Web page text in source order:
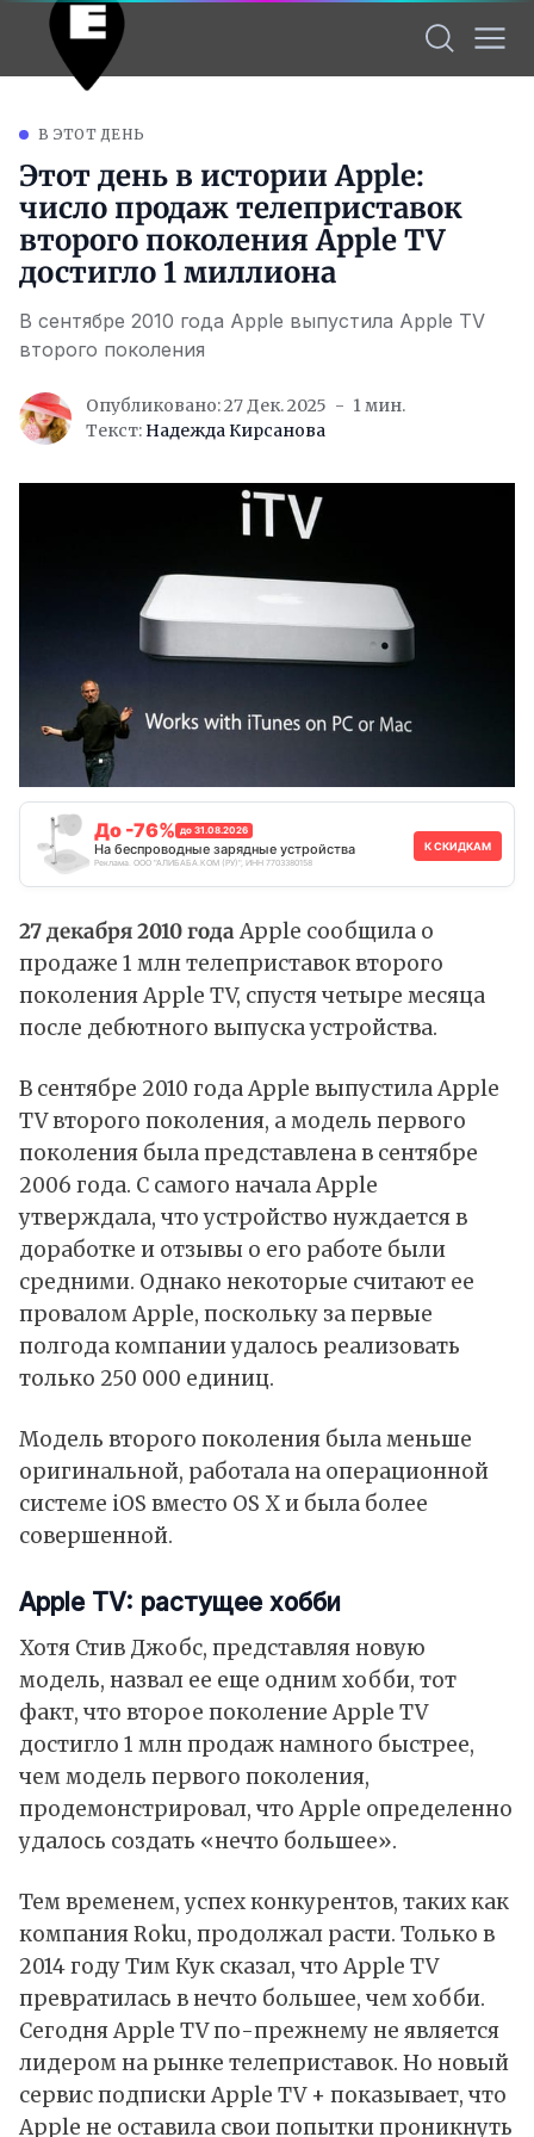
В ЭТОТ ДЕНЬ
Этот день в истории Apple:
число продаж телеприставок
второго поколения Apple TV
достигло 1 миллиона
В сентябре 2010 года Apple выпустила Apple TV
второго поколения
Опубликовано: 27 Дек. 2025
1 мин.
Текст: Надежда Кирсанова
До -76% до 31.08.2026
На беспроводные зарядные устройства
Реклама. ООО "АЛИБАБА.КОМ (РУ)", ИНН 7703380158
К СКИДКАМ
27 декабря 2010 годаApple сообщила о
продаже 1 млн телеприставок второго
поколения Apple TV, спустя четыре месяца
после дебютного выпуска устройства.
В сентябре 2010 года Apple выпустила Apple
TV второго поколения, а модель первого
поколения была представлена ​​в сентябре
2006 года. С самого начала Apple
утверждала, что устройство нуждается в
доработке и отзывы о его работе были
средними. Однако некоторые считают ее
провалом Apple, поскольку за первые
полгода компании удалось реализовать
только 250 000 единиц.
Модель второго поколения была меньше
оригинальной, работала на операционной
системе iOS вместо OS X и была более
совершенной.
Apple TV: растущее хобби
Хотя Стив Джобс, представляя новую
модель, назвал ее еще одним хобби, тот
факт, что второе поколение Apple TV
достигло 1 млн продаж намного быстрее,
чем модель первого поколения,
продемонстрировал, что Apple определенно
удалось создать «нечто большее».
Тем временем, успех конкурентов, таких как
компания Roku, продолжал расти. Только в
2014 году Тим Кук сказал, что Apple TV
превратилась в нечто большее, чем хобби.
Сегодня Apple TV по-прежнему не является
лидером на рынке телеприставок. Но новый
сервис подписки Apple TV + показывает, что
Apple не оставила свои попытки проникнуть